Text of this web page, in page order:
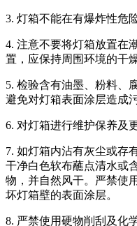
3. 灯箱不能在有爆炸性危
4. 注意不要将灯箱放置在
置，应保持周围环境的干燥
5. 检验含有油墨、粉料、
避免对灯箱表面涂层造成
6. 对灯箱进行维护保养及
7. 如灯箱内沾有灰尘或存
干净白色软布蘸点清水或
物，并自然风干。严禁使
坏灯箱壁的表面涂层。
8. 严禁使用硬物削刮及化